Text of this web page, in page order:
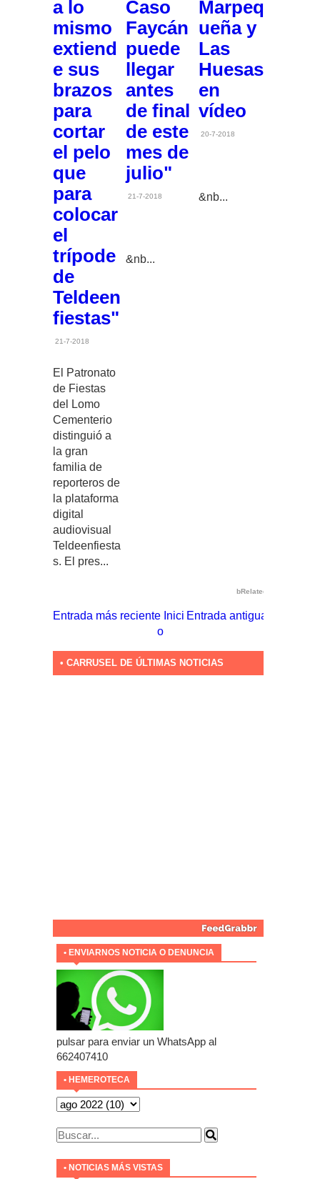
a lo
mismo
extiend
e sus
brazos
para
cortar
el pelo
que
para
colocar
el
trípode
de
Teldeen
fiestas"
21-7-2018
El Patronato
de Fiestas
del Lomo
Cementerio
distinguió a
la gran
familia de
reporteros de
la plataforma
digital
audiovisual
Teldeenfiesta
s. El pres...
Caso
Faycán
puede
llegar
antes
de final
de este
mes de
julio"
21-7-2018
&nb...
Marpeq
ueña y
Las
Huesas
en
vídeo
20-7-2018
&nb...
bRelated
Entrada más reciente Entrada antigua
Inici
o
• CARRUSEL DE ÚLTIMAS NOTICIAS
• ENVIARNOS NOTICIA O DENUNCIA
pulsar para enviar un WhatsApp al
662407410
• HEMEROTECA
• NOTICIAS MÁS VISTAS